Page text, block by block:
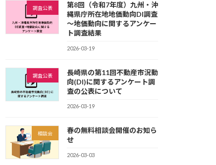
調査公表
第8回（令和7年度）九州・沖
縄県庁所在地地価動向DI調査
～地価動向に関するアンケー
ト調査結果
2026-03-19
調査公表
長崎県の第11回不動産市況動
向(DI)に関するアンケート調
査の公表について
2026-03-19
相談会
春の無料相談会開催のお知ら
せ
2026-03-03